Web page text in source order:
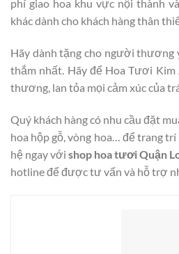
phí giao hoa khu vực nội thành
khác dành cho khách hàng thân
Hãy dành tặng cho người thương
thắm nhất. Hãy để Hoa Tươi Kim
thương, lan tỏa mọi cảm xúc của
Quý khách hàng có nhu cầu đặt
hoa hộp gỗ, vòng hoa… để trang trí
hệ ngay với shop hoa tươi Quận
hotline để được tư vấn và hỗ trợ